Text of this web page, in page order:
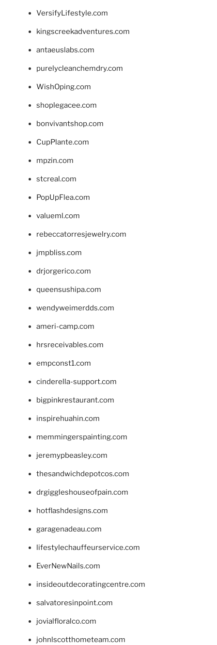
VersifyLifestyle.com
kingscreekadventures.com
antaeuslabs.com
purelycleanchemdry.com
WishOping.com
shoplegacee.com
bonvivantshop.com
CupPlante.com
mpzin.com
stcreal.com
PopUpFlea.com
valueml.com
rebeccatorresjewelry.com
jmpbliss.com
drjorgerico.com
queensushipa.com
wendyweimerdds.com
ameri-camp.com
hrsreceivables.com
empconst1.com
cinderella-support.com
bigpinkrestaurant.com
inspirehuahin.com
memmingerspainting.com
jeremypbeasley.com
thesandwichdepotcos.com
drgiggleshouseofpain.com
hotflashdesigns.com
garagenadeau.com
lifestylechauffeurservice.com
EverNewNails.com
insideoutdecoratingcentre.com
salvatoresinpoint.com
jovialfloralco.com
johnlscotthometeam.com